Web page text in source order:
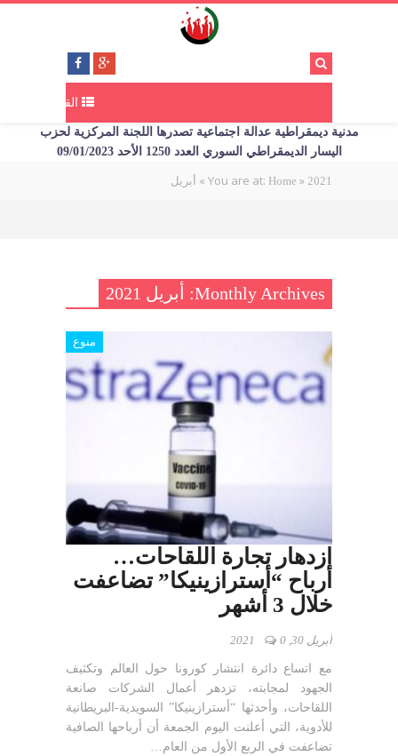
القائمة
مدنية ديمقراطية عدالة اجتماعية تصدرها اللجنة المركزية لحزب
اليسار الديمقراطي السوري العدد 1250 الأحد 09/01/2023
You are at: Home » 2021
» أبريل
Monthly Archives: أبريل 2021
منوع
ازدهار تجارة اللقاحات…
أرباح “أسترازينيكا” تضاعفت
خلال 3 أشهر
أبريل 30, 2021 0
مع اتساع دائرة انتشار كورونا حول العالم وتكثيف
الجهود لمجابته، تزدهر أعمال الشركات صانعة
اللقاحات، وأحدثها “أسترازينيكا” السويدية-البريطانية
للأدوية، التي أعلنت اليوم الجمعة أن أرباحها الصافية
تضاعفت في الربع الأول من العام…